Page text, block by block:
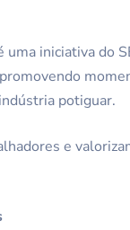
uma iniciativa do
potiguar.
e